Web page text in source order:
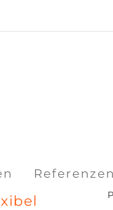
Referenzen